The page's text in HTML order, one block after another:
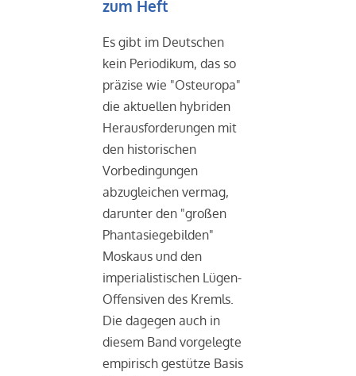
zum Heft
Es gibt im Deutschen
kein Periodikum, das so
präzise wie "Osteuropa"
die aktuellen hybriden
Herausforderungen mit
den historischen
Vorbedingungen
abzugleichen vermag,
darunter den "großen
Phantasiegebilden"
Moskaus und den
imperialistischen Lügen-
Offensiven des Kremls.
Die dagegen auch in
diesem Band vorgelegte
empirisch gestütze Basis